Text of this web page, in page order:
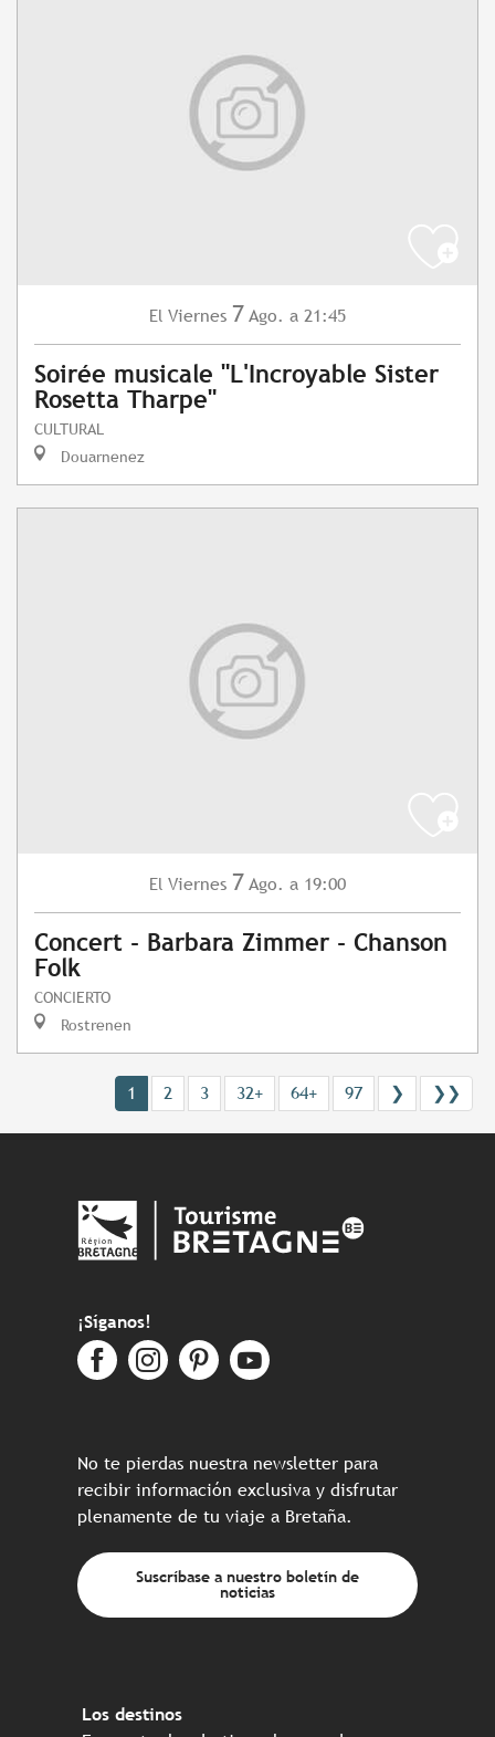
El Viernes 7 Ago. a 21:45
Soirée musicale "L'Incroyable Sister
Rosetta Tharpe"
CULTURAL
Douarnenez
El Viernes 7 Ago. a 19:00
Concert - Barbara Zimmer - Chanson
Folk
CONCIERTO
Rostrenen
1 2 3 32+ 64+ 97 ❯ ❯❯
¡Síganos!
No te pierdas nuestra newsletter para
recibir información exclusiva y disfrutar
plenamente de tu viaje a Bretaña.
Suscríbase a nuestro boletín de
noticias
Los destinos